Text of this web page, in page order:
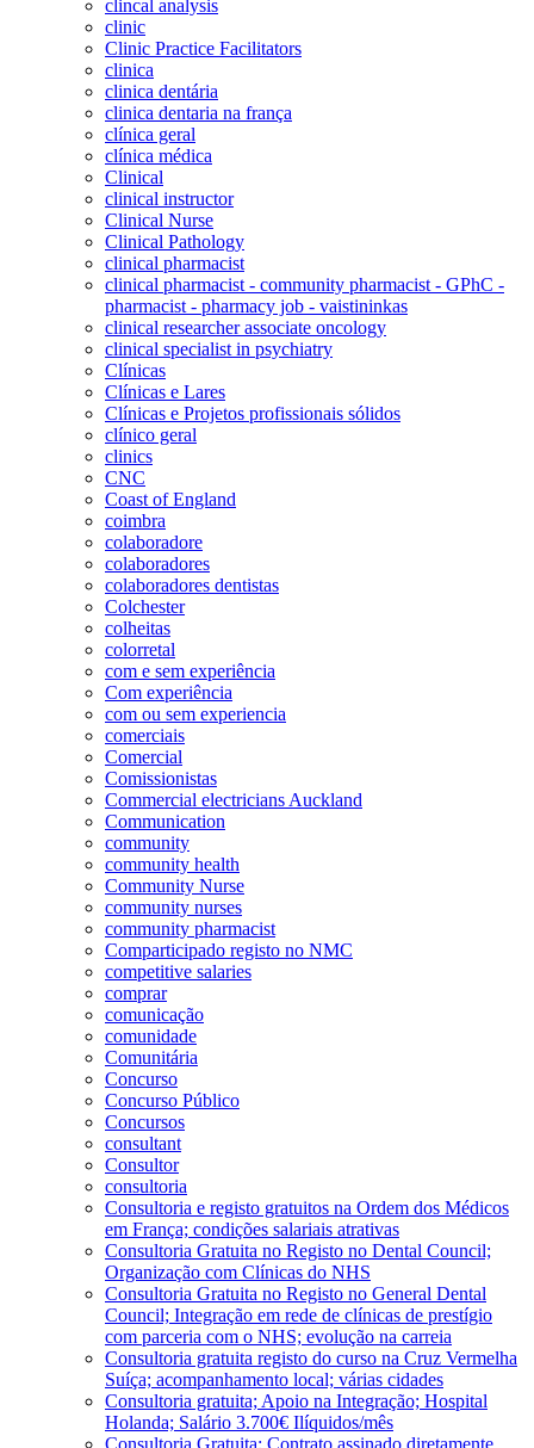
clincal analysis
clinic
Clinic Practice Facilitators
clinica
clinica dentária
clinica dentaria na frança
clínica geral
clínica médica
Clinical
clinical instructor
Clinical Nurse
Clinical Pathology
clinical pharmacist
clinical pharmacist - community pharmacist - GPhC -
pharmacist - pharmacy job - vaistininkas
clinical researcher associate oncology
clinical specialist in psychiatry
Clínicas
Clínicas e Lares
Clínicas e Projetos profissionais sólidos
clínico geral
clinics
CNC
Coast of England
coimbra
colaboradore
colaboradores
colaboradores dentistas
Colchester
colheitas
colorretal
com e sem experiência
Com experiência
com ou sem experiencia
comerciais
Comercial
Comissionistas
Commercial electricians Auckland
Communication
community
community health
Community Nurse
community nurses
community pharmacist
Comparticipado registo no NMC
competitive salaries
comprar
comunicação
comunidade
Comunitária
Concurso
Concurso Público
Concursos
consultant
Consultor
consultoria
Consultoria e registo gratuitos na Ordem dos Médicos
em França; condições salariais atrativas
Consultoria Gratuita no Registo no Dental Council;
Organização com Clínicas do NHS
Consultoria Gratuita no Registo no General Dental
Council; Integração em rede de clínicas de prestígio
com parceria com o NHS; evolução na carreia
Consultoria gratuita registo do curso na Cruz Vermelha
Suíça; acompanhamento local; várias cidades
Consultoria gratuita; Apoio na Integração; Hospital
Holanda; Salário 3.700€ Ilíquidos/mês
Consultoria Gratuita; Contrato assinado diretamente